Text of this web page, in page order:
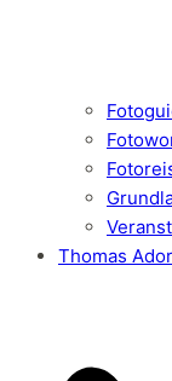
Thomas